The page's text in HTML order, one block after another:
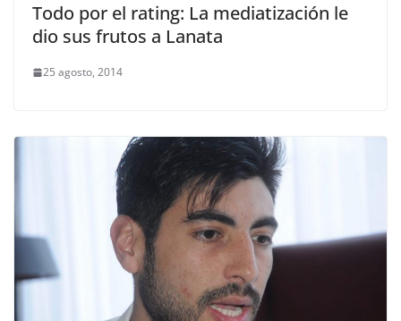
Todo por el rating: La mediatización le
dio sus frutos a Lanata
25 agosto, 2014